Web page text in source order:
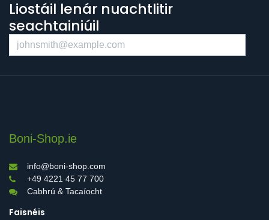
Liostáil lenár nuachtlitir
seachtainiúil
Boni-Shop.ie
info@boni-shop.com
+49 4221 45 77 700
Cabhrú & Tacaíocht
Faisnéis